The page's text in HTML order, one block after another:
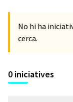
No hi ha
cerca.
0 iniciatives